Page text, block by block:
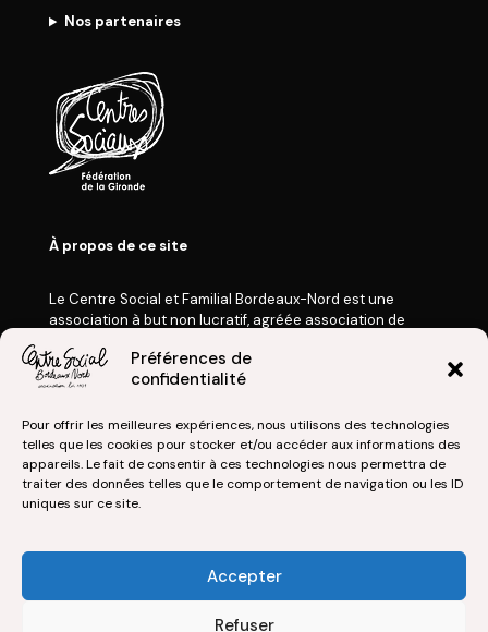
Préférences de
confidentialité
Pour offrir les meilleures expériences, nous utilisons des technologies
telles que les cookies pour stocker et/ou accéder aux informations des
appareils. Le fait de consentir à ces technologies nous permettra de
traiter des données telles que le comportement de navigation ou les ID
uniques sur ce site.
Accepter
Refuser
Nos partenaires
À propos de ce site
Le Centre Social et Familial Bordeaux-Nord est une
association à but non lucratif, agréée association de
Fédération des Centres Sociaux de France et
de la Fédération des Centres Sociaux de la Gironde.
Nos Actualités
Mentions légales
Politique de confidentialité
© Centre Social et Familial Bordeaux-Nord | 2026